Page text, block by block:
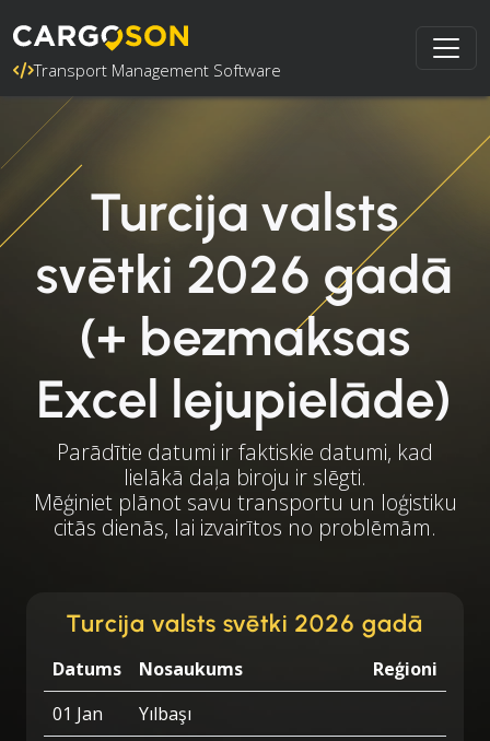
Transport Management Software
Turcija valsts
svētki 2026 gadā
(+ bezmaksas
Excel lejupielāde)
Parādītie datumi ir faktiskie datumi, kad
lielākā daļa biroju ir slēgti.
Mēģiniet plānot savu transportu un loģistiku
citās dienās, lai izvairītos no problēmām.
Turcija valsts svētki 2026 gadā
Datums Nosaukums
Reģioni
01 Jan
Yılbaşı